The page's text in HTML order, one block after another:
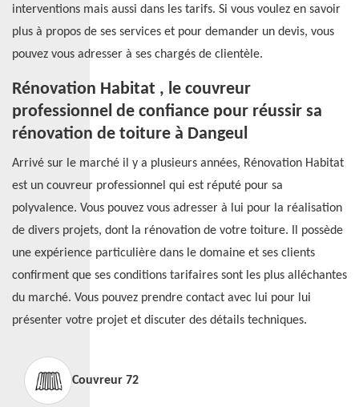
interventions mais aussi dans les tarifs. Si vous voulez en savoir
plus à propos de ses services et pour demander un devis, vous
pouvez vous adresser à ses chargés de clientèle.
Rénovation Habitat , le couvreur
professionnel de confiance pour réussir sa
rénovation de toiture à Dangeul
Arrivé sur le marché il y a plusieurs années, Rénovation Habitat
est un couvreur professionnel qui est réputé pour sa
polyvalence. Vous pouvez vous adresser à lui pour la réalisation
de divers projets, dont la rénovation de votre toiture. Il possède
une expérience particulière dans le domaine et ses clients
confirment que ses conditions tarifaires sont les plus alléchantes
du marché. Vous pouvez prendre contact avec lui pour lui
présenter votre projet et discuter des détails techniques.
Couvreur 72